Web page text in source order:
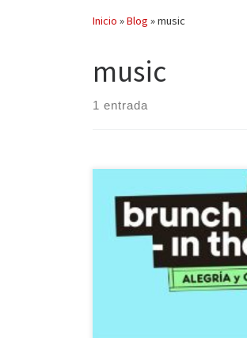
Inicio »Blog »music
music
1 entrada
Importados desde Barcelona
Brunch in the Park vuelven al
hacernos pasar las mejores
todavía no sabes de qué van
cuento muy brevemente.
Tierno Galván, el […]